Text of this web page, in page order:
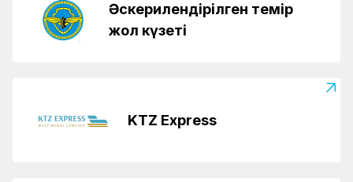
Әскерилендірілген темір
жол күзеті
KTZ Express